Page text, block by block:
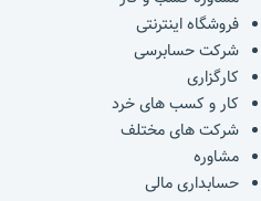
فروشگاه اینترنتی
شرکت حسابرسی
کارگزاری
کار و کسب های خرد
شرکت های مختلف
مشاوره
حسابداری مالی